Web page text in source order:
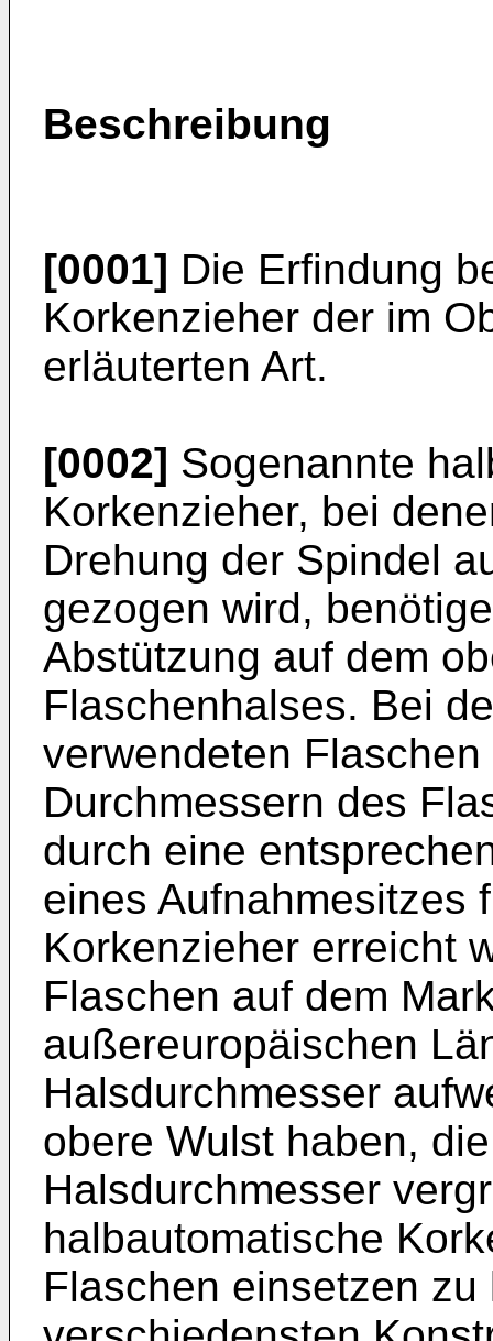
Beschreibung
[0001] Die Erfindung
Korkenzieher der im
erläuterten Art.
[0002] Sogenannte
Korkenzieher, bei
Drehung der Spindel
gezogen wird,
Abstützung auf dem
Flaschenhalses. Bei
verwendeten
Durchmessern des
durch eine
eines Aufnahmesitzes
Korkenzieher erreicht
Flaschen auf dem
außereuropäischen
Halsdurchmesser
obere Wulst haben,
Halsdurchmesser
halbautomatische
Flaschen einsetzen